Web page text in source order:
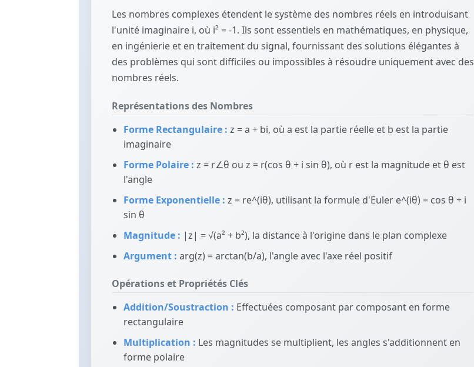
Les nombres complexes étendent le système des nombres réels en introduisant
l'unité imaginaire i, où i² = -1. Ils sont essentiels en mathématiques, en physique,
en ingénierie et en traitement du signal, fournissant des solutions élégantes à
des problèmes qui sont difficiles ou impossibles à résoudre uniquement avec des
nombres réels.
Représentations des Nombres
Forme Rectangulaire : z = a + bi, où a est la partie réelle et b est la partie
imaginaire
Forme Polaire : z = r∠θ ou z = r(cos θ + i sin θ), où r est la magnitude et θ est
l'angle
Forme Exponentielle : z = re^(iθ), utilisant la formule d'Euler e^(iθ) = cos θ + i
sin θ
Magnitude : |z| = √(a² + b²), la distance à l'origine dans le plan complexe
Argument : arg(z) = arctan(b/a), l'angle avec l'axe réel positif
Opérations et Propriétés Clés
Addition/Soustraction : Effectuées composant par composant en forme
rectangulaire
Multiplication : Les magnitudes se multiplient, les angles s'additionnent en
forme polaire